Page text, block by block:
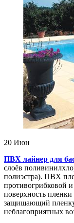
20 Июн
ПВХ лайнер для
слоёв
полиэстра). ПВХ
противогрибковой
поверхность
защищающий
неблагоприятных